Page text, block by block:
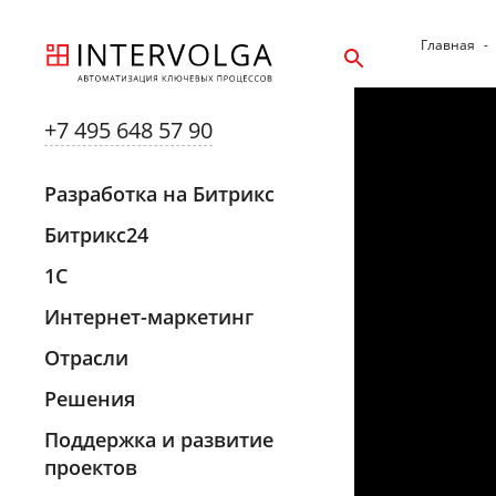
+7 495 648 57 90
Разработка на Битрикс
Битрикс24
1С
Интернет-маркетинг
Отрасли
Решения
Поддержка и развитие
проектов
Главная -